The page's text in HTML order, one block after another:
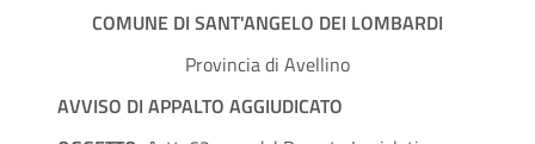
COMUNE DI SANT'ANGELO DEI LOMBARDI
Provincia di Avellino
AVVISO DI APPALTO AGGIUDICATO